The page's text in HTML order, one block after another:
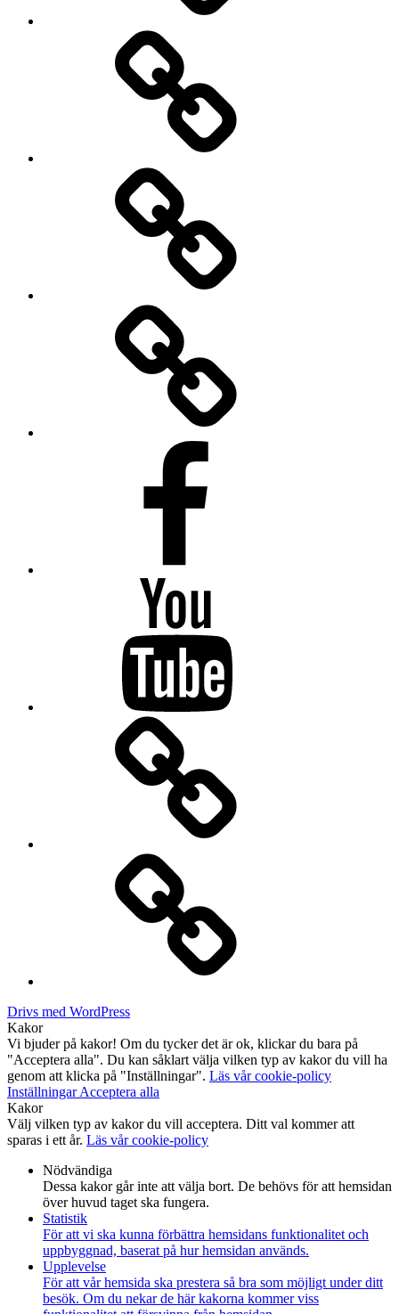
Drivs med WordPress
Kakor
Vi bjuder på kakor! Om du tycker det är ok, klickar du bara på
"Acceptera alla". Du kan såklart välja vilken typ av kakor du vill ha
genom att klicka på "Inställningar". Läs vår cookie-policy
InställningarAcceptera alla
Kakor
Välj vilken typ av kakor du vill acceptera. Ditt val kommer att
sparas i ett år. Läs vår cookie-policy
Nödvändiga
Dessa kakor går inte att välja bort. De behövs för att hemsidan
över huvud taget ska fungera.
Statistik
För att vi ska kunna förbättra hemsidans funktionalitet och
uppbyggnad, baserat på hur hemsidan används.
Upplevelse
För att vår hemsida ska prestera så bra som möjligt under ditt
besök. Om du nekar de här kakorna kommer viss